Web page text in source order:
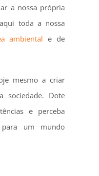
a nossa própria
toda a nossa
ambiental e de
mesmo a criar
sociedade. Dote
e perceba
um mundo